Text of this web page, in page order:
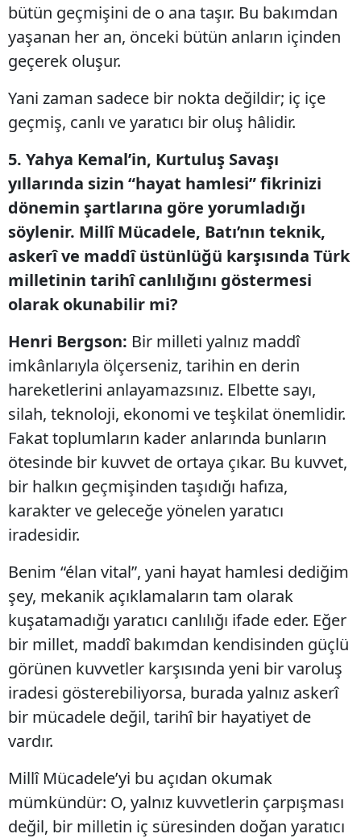
bütün geçmişini de o ana taşır. Bu bakımdan
yaşanan her an, önceki bütün anların içinden
geçerek oluşur.
Yani zaman sadece bir nokta değildir; iç içe
geçmiş, canlı ve yaratıcı bir oluş hâlidir.
5. Yahya Kemal’in, Kurtuluş Savaşı
yıllarında sizin “hayat hamlesi” fikrinizi
dönemin şartlarına göre yorumladığı
söylenir. Millî Mücadele, Batı’nın teknik,
askerî ve maddî üstünlüğü karşısında Türk
milletinin tarihî canlılığını göstermesi
olarak okunabilir mi?
Henri Bergson: Bir milleti yalnız maddî
imkânlarıyla ölçerseniz, tarihin en derin
hareketlerini anlayamazsınız. Elbette sayı,
silah, teknoloji, ekonomi ve teşkilat önemlidir.
Fakat toplumların kader anlarında bunların
ötesinde bir kuvvet de ortaya çıkar. Bu kuvvet,
bir halkın geçmişinden taşıdığı hafıza,
karakter ve geleceğe yönelen yaratıcı
iradesidir.
Benim “élan vital”, yani hayat hamlesi dediğim
şey, mekanik açıklamaların tam olarak
kuşatamadığı yaratıcı canlılığı ifade eder. Eğer
bir millet, maddî bakımdan kendisinden güçlü
görünen kuvvetler karşısında yeni bir varoluş
iradesi gösterebiliyorsa, burada yalnız askerî
bir mücadele değil, tarihî bir hayatiyet de
vardır.
Millî Mücadele’yi bu açıdan okumak
mümkündür: O, yalnız kuvvetlerin çarpışması
değil, bir milletin iç süresinden doğan yaratıcı